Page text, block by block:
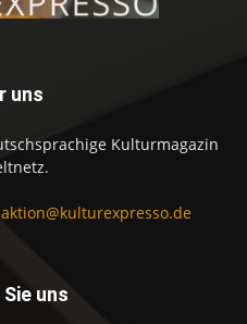
uns
Kulturmagazin
uns